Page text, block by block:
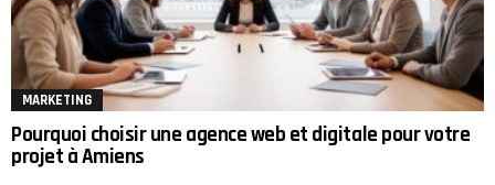
MARKETING
Pourquoi choisir une agence web et digitale pour votre
projet à Amiens